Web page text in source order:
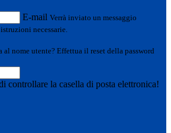
E-mail Verrà inviato un messaggio
necessarie.
al nome utente? Effettua il reset della password
controllare la casella di posta elettronica!